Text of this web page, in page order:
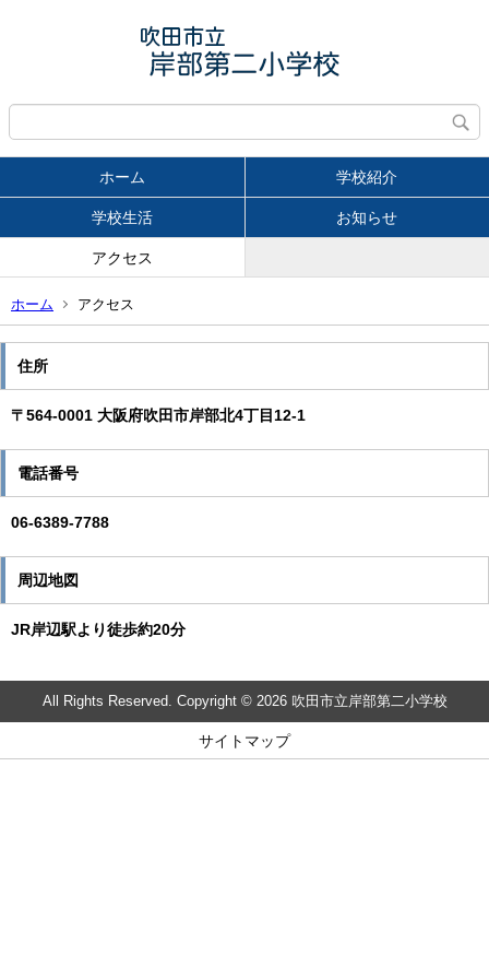
ホーム 学校紹介
学校生活 お知らせ
アクセス
ホーム アクセス
住所
〒564-0001 大阪府吹田市岸部北4丁目12-1
電話番号
06-6389-7788
周辺地図
JR岸辺駅より徒歩約20分
All Rights Reserved. Copyright © 2026 吹田市立岸部第二小学校
サイトマップ